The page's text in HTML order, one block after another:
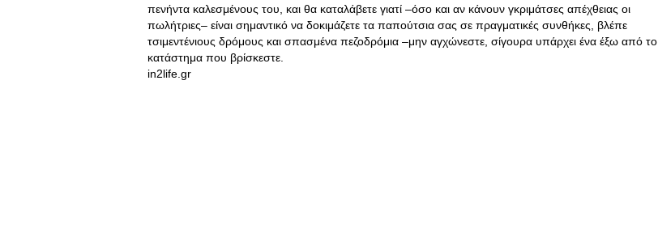
πενήντα καλεσμένους του, και θα καταλάβετε γιατί –όσο και αν κάνουν γκριμάτσες απέχθειας οι
πωλήτριες– είναι σημαντικό να δοκιμάζετε τα παπούτσια σας σε πραγματικές συνθήκες, βλέπε
τσιμεντένιους δρόμους και σπασμένα πεζοδρόμια –μην αγχώνεστε, σίγουρα υπάρχει ένα έξω από το
κατάστημα που βρίσκεστε.
in2life.gr